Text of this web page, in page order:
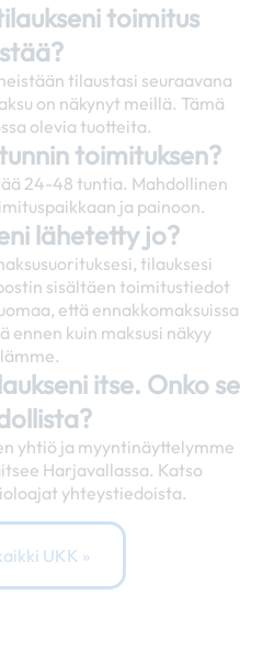
toimitus
tilaustasi seuraavana
on näkynyt meillä. Tämä
olevia tuotteita.
toimituksen?
24-48 tuntia. Mahdollinen
ja painoon.
lähetetty jo?
tilauksesi
sisältäen toimitustiedot
että ennakkomaksuissa
ennen kuin maksusi näkyy
itse. Onko se
yhtiö ja myyntinäyttelymme
Harjavallassa. Katso
yhteystiedoista.
UKK »